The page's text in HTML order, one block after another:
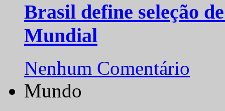
Brasil define seleção
Mundial
Nenhum Comentário
Mundo